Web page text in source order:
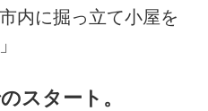
内に掘っ立て小屋を
スタート。